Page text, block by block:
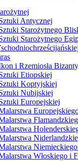
Antycznej
Starożytnego
Starożytnego
i Rzemiosła
Etiopskiej
Koptyjskiej
Nubijskiej
Europejskiej
Włoskiego i